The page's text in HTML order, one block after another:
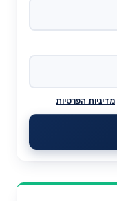
מדיניות הפרטיות